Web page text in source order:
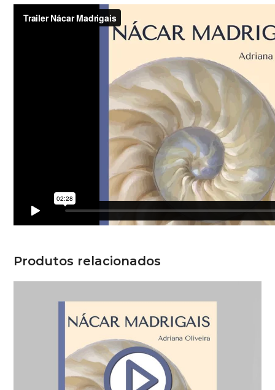
Produtos relacionados